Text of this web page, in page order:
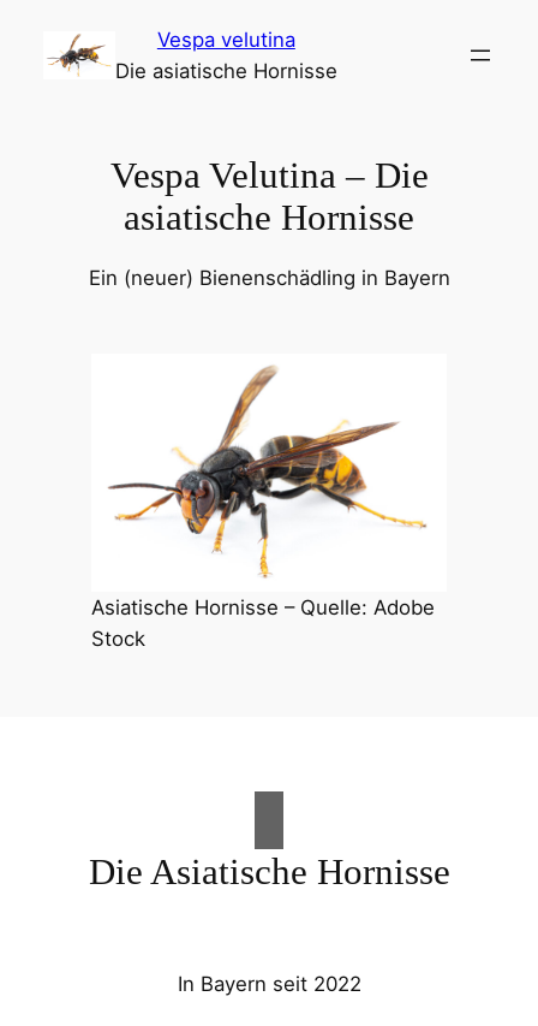
springen
Vespa velutina
Die asiatische Hornisse
Vespa Velutina – Die
asiatische Hornisse
Ein (neuer) Bienenschädling in Bayern
Asiatische Hornisse – Quelle: Adobe
Stock
Die Asiatische Hornisse
In Bayern seit 2022